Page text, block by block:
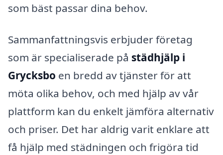
som bäst passar dina behov.
Sammanfattningsvis erbjuder företag
som är specialiserade på städhjälp i
Grycksbo en bredd av tjänster för att
möta olika behov, och med hjälp av vår
plattform kan du enkelt jämföra alternativ
och priser. Det har aldrig varit enklare att
få hjälp med städningen och frigöra tid